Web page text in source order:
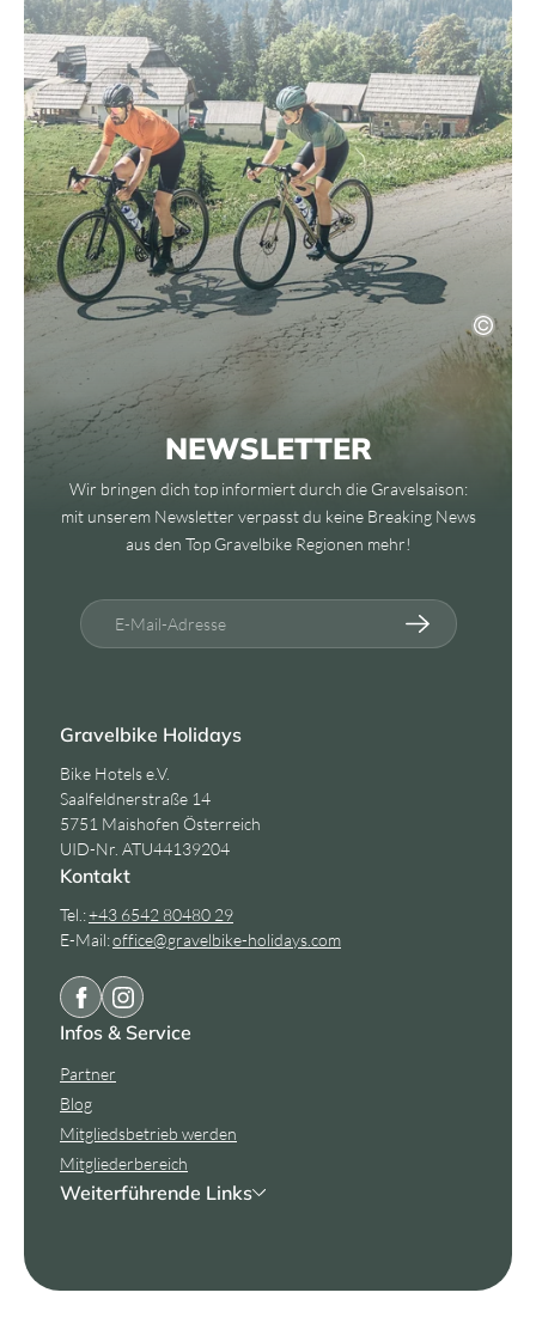
NEWSLETTER
Wir bringen dich top informiert durch die Gravelsaison:
mit unserem Newsletter verpasst du keine Breaking News
aus den Top Gravelbike Regionen mehr!
E-Mail-Adresse
Gravelbike Holidays
Bike Hotels e.V.
Saalfeldnerstraße 14
5751 Maishofen Österreich
UID-Nr. ATU44139204
Kontakt
Tel.:+43 6542 80480 29
E-Mail:office@gravelbike-holidays.com
Infos & Service
Partner
Blog
Mitgliedsbetrieb werden
Mitgliederbereich
Weiterführende Links